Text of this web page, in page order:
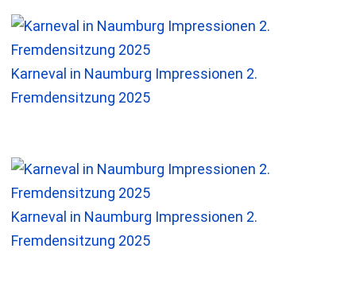
Karneval in Naumburg Impressionen 2.
Fremdensitzung 2025
Karneval in Naumburg Impressionen 2.
Fremdensitzung 2025